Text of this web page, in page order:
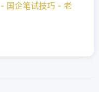
国企笔试技巧 - 老